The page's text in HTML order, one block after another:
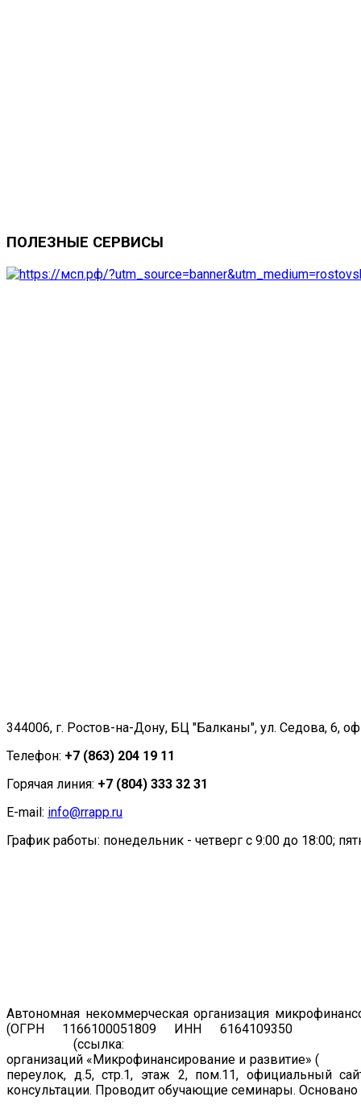
ПОЛЕЗНЫЕ СЕРВИСЫ
344006, г. Ростов-на-Дону, БЦ "Балканы", ул. Седова, 6,
Телефон: +7 (863) 204 19 11
Горячая линия: +7 (804) 333 32 31
E-mail: info@rrapp.ru
График работы: понедельник - четверг с 9:00 до 18:00;
Автономная некоммерческая организация
(ОГРН 1166100051809 ИНН 6164109350
(ссылка:
организаций «Микрофинансирование и развитие» (рег.
переулок, д.5, стр.1, этаж 2, пом.11, официальный
консультации. Проводит обучающие семинары. Основано